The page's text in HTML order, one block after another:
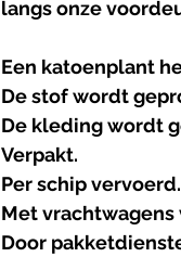
langs onze
Een katoenplant
De stof wordt
De kleding wordt
Verpakt.
Per schip vervoerd.
Met vrachtwagens
Door